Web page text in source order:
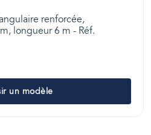
renforcée,
longueur 6 m - Réf.
un modèle